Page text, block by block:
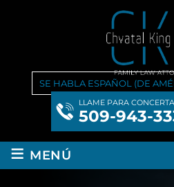
SE HABLA ESPAÑOL (DE
LLAME PARA
509-943-
≡ MENÚ